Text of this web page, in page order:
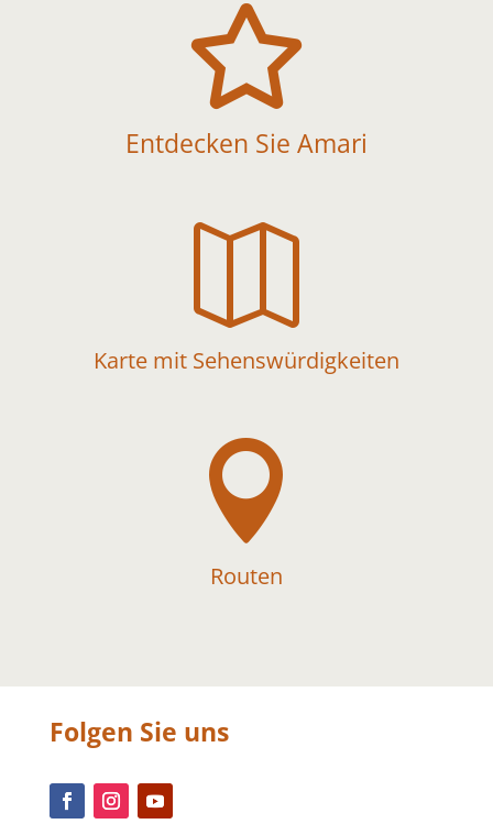

Entdecken Sie Amari

Karte mit Sehenswürdigkeiten

Routen
Folgen Sie uns